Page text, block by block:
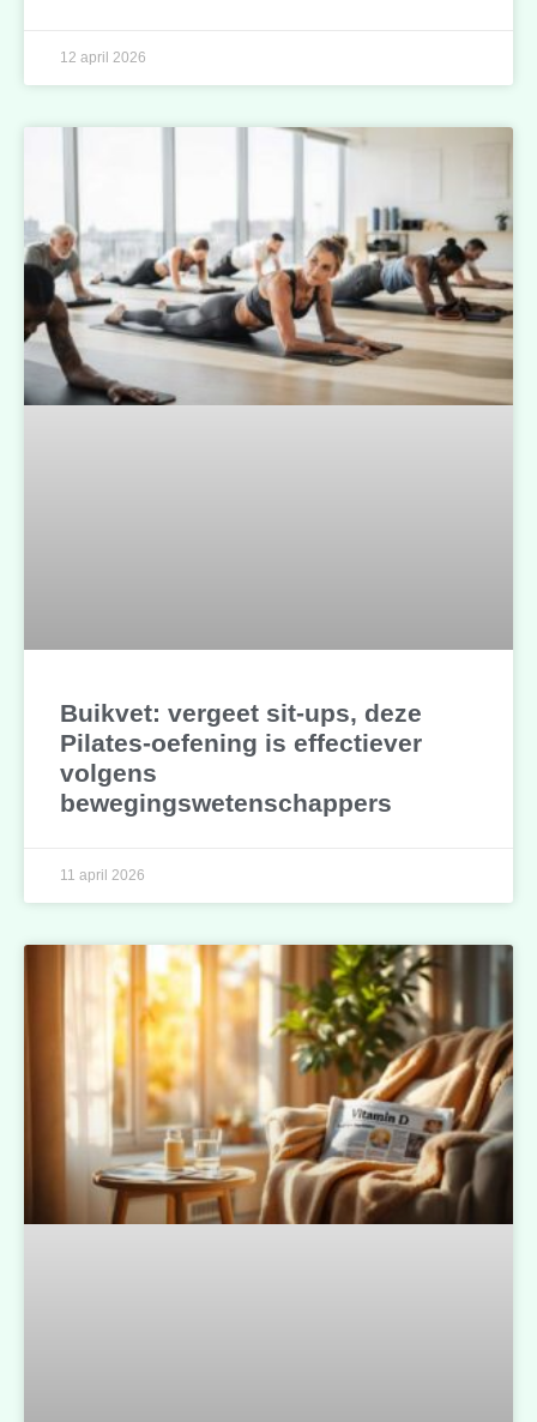
12 april 2026
Buikvet: vergeet sit-ups, deze
Pilates-oefening is effectiever
volgens
bewegingswetenschappers
11 april 2026